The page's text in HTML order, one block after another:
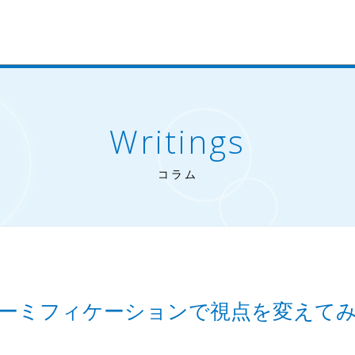
Writings
コラム
ミフィケーションで視点を変えて